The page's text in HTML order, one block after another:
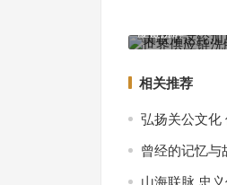
上一篇
应链洗牌
相关推荐
弘扬关公文化
曾经的记忆
山海联脉 忠